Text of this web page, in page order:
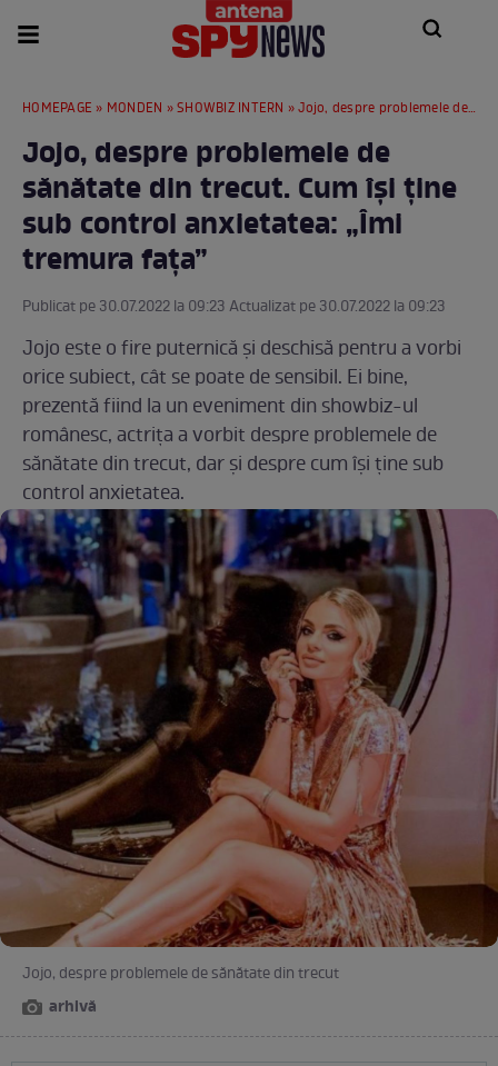
HOMEPAGE » MONDEN »SHOWBIZ INTERN » Jojo, despre problemele de sănătate din trecut. Cum își ține sub control anxietatea: „Îmi tremura fața”
Jojo, despre problemele de
sănătate din trecut. Cum își ține
sub control anxietatea: „Îmi
tremura fața”
Publicat pe 30.07.2022 la 09:23 Actualizat pe 30.07.2022 la 09:23
Jojo este o fire puternică și deschisă pentru a vorbi
orice subiect, cât se poate de sensibil. Ei bine,
prezentă fiind la un eveniment din showbiz-ul
românesc, actrița a vorbit despre problemele de
sănătate din trecut, dar și despre cum își ține sub
control anxietatea.
Jojo, despre problemele de sănătate din trecut
arhivă